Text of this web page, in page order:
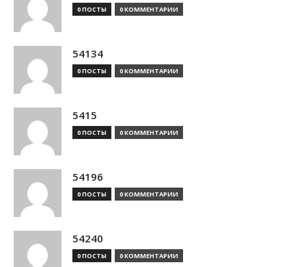
0 ПОСТЫ 0 КОММЕНТАРИИ
54134
0 ПОСТЫ 0 КОММЕНТАРИИ
5415
0 ПОСТЫ 0 КОММЕНТАРИИ
54196
0 ПОСТЫ 0 КОММЕНТАРИИ
54240
0 ПОСТЫ 0 КОММЕНТАРИИ